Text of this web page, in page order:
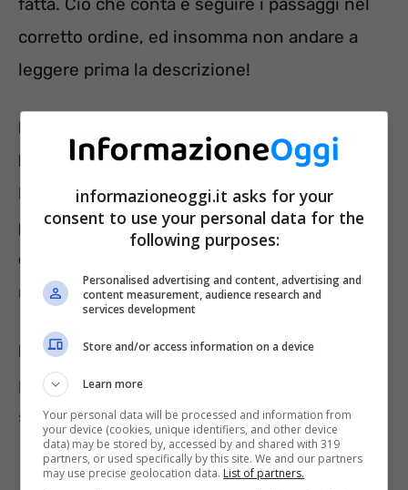
corretto ordine, ed insomma non andare a
leggere prima la descrizione!
Le 3 immagini in questione ritraggono
luoghi e paesaggi diversi.Nel primo caso,
l’immagine numero 1 mostra unpaesaggio
primaverile, la numero 2, invece, un
contesto urbano, una città,
numero 3 mostra unosplendido ruscello.
LEGGI ANCHE: Test di personalità del Paese
preferito: una sola scelta tra questi 3 per
scoprire qualcosa sul tuo carattere nascosto
informazioneoggi.it asks for your
consent to use your personal data for the
following purposes:
Personalised advertising and content, advertising and
content measurement, audience research and
services development
Store and/or access information on a device
Learn more
Your personal data will be processed and information from
your device (cookies, unique identifiers, and other device
data) may be stored by, accessed by and shared with 319
partners, or used specifically by this site. We and our partners
may use precise geolocation data. List of partners.